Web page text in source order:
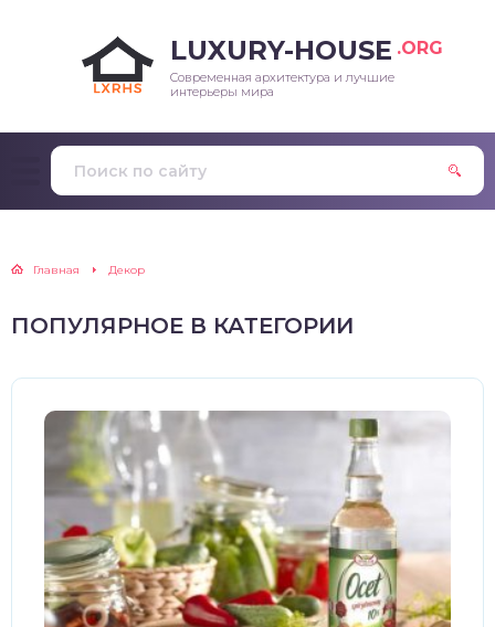
LUXURY-HOUSE .ORG
Современная архитектура и лучшие
интерьеры мира
Главная Декор
ПОПУЛЯРНОЕ В КАТЕГОРИИ